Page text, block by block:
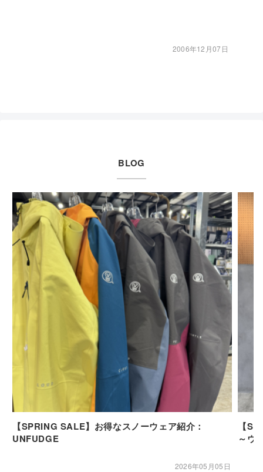
2006年12月07日
BLOG
【SPRING SALE】お得なスノーウェア紹介：
UNFUDGE
2026年05月05日
【
～ウ